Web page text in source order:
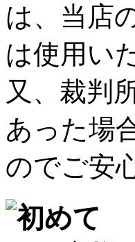
は、当店
は使用い
又、裁判
あった場
のでご安